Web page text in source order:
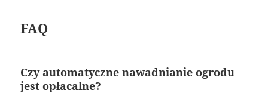
FAQ
Czy automatyczne nawadnianie ogrodu
jest opłacalne?